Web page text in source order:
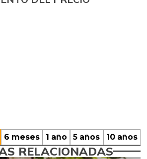
6 meses 1 año 5 años 10 años
RELACIONADAS